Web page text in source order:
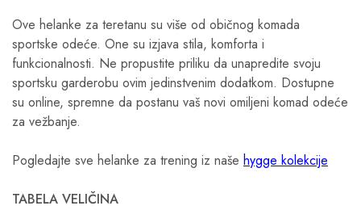
Ove helanke za teretanu su više od običnog komada
sportske odeće. One su izjava stila, komforta i
funkcionalnosti. Ne propustite priliku da unapredite svoju
sportsku garderobu ovim jedinstvenim dodatkom. Dostupne
su online, spremne da postanu vaš novi omiljeni komad odeće
za vežbanje.
Pogledajte sve helanke za trening iz naše hygge kolekcije
TABELA VELIČINA